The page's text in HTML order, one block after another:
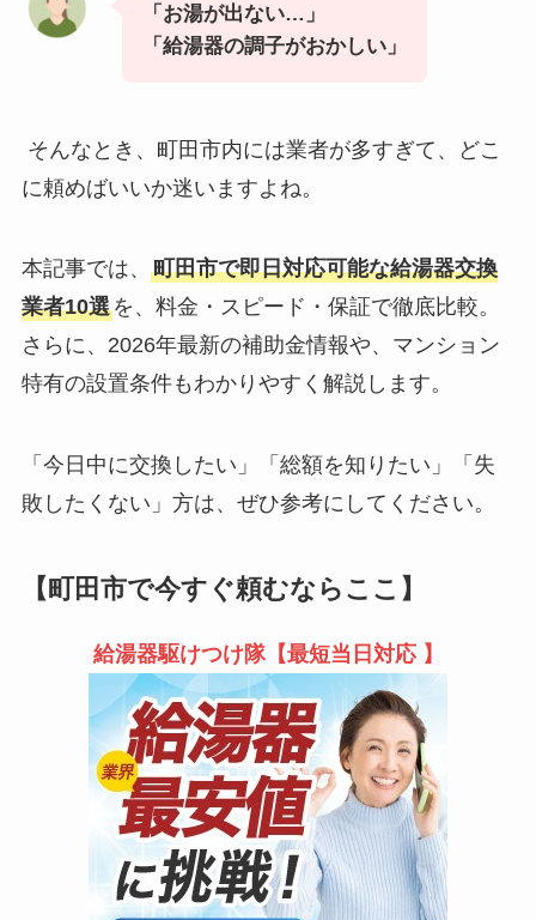
「お湯が出ない…」
「給湯器の調子がおかしい」
そんなとき、町田市内には業者が多すぎて、どこ
に頼めばいいか迷いますよね。
本記事では、 町田市で即日対応可能な給湯器交換
業者10選を、料金・スピード・保証で徹底比較。
さらに、2026年最新の補助金情報や、マンション
特有の設置条件もわかりやすく解説します。
「今日中に交換したい」「総額を知りたい」「失
敗したくない」方は、ぜひ参考にしてください。
【町田市で今すぐ頼むならここ】
給湯器駆けつけ隊【最短当日対応 】